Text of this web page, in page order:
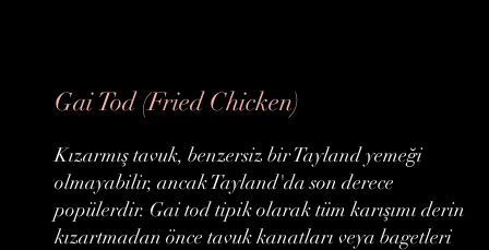
Gai Tod (Fried Chicken)
Kızarmış tavuk, benzersiz bir Tayland yemeği
olmayabilir, ancak Tayland'da son derece
popülerdir. Gai tod tipik olarak tüm karışımı derin
kızartmadan önce tavuk kanatları veya bagetleri